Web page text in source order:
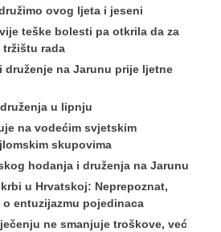
ovog ljeta i jeseni
teške bolesti pa otkrila da za
tržištu rada
druženje na Jarunu prije ljetne
u lipnju
na vodećim svjetskim
skupovima
hodanja i druženja na Jarunu
u Hrvatskoj: Neprepoznat,
entuzijazmu pojedinaca
ne smanjuje troškove, već